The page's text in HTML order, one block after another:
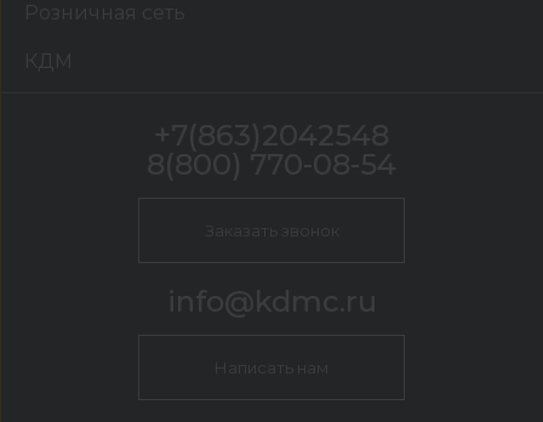
Розничная сеть
КДМ
+7(863)2042548
8(800) 770-08-54
Заказать звонок
info@kdmc.ru
Написать нам